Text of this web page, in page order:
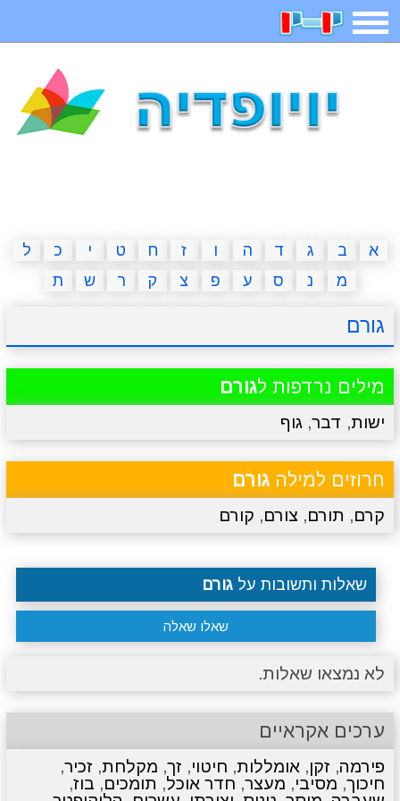
תפריט
איש תלוי מדריכים פוקימון גו מצא הבדלים
יצירה משחקי בנות אשליות חדשות
א ב ג ד ה ו ז ח ט י כ
ל
מ
נ ס ע פ צ ק ר ש ת
גורם
מילים נרדפות לגורם
ישות, דבר, גוף
חרוזים למילה גורם
קרם, תורם, צורם, קורם
שאלות ותשובות על גורם
שאלו שאלה
לא נמצאו שאלות.
ערכים אקראיים
פירמה, זקן, אומללות, חיטוי, זך, מקלחת, זכיר,
חיכוך, מסיבי, מעצר, חדר אוכל, תומכים, בוז,